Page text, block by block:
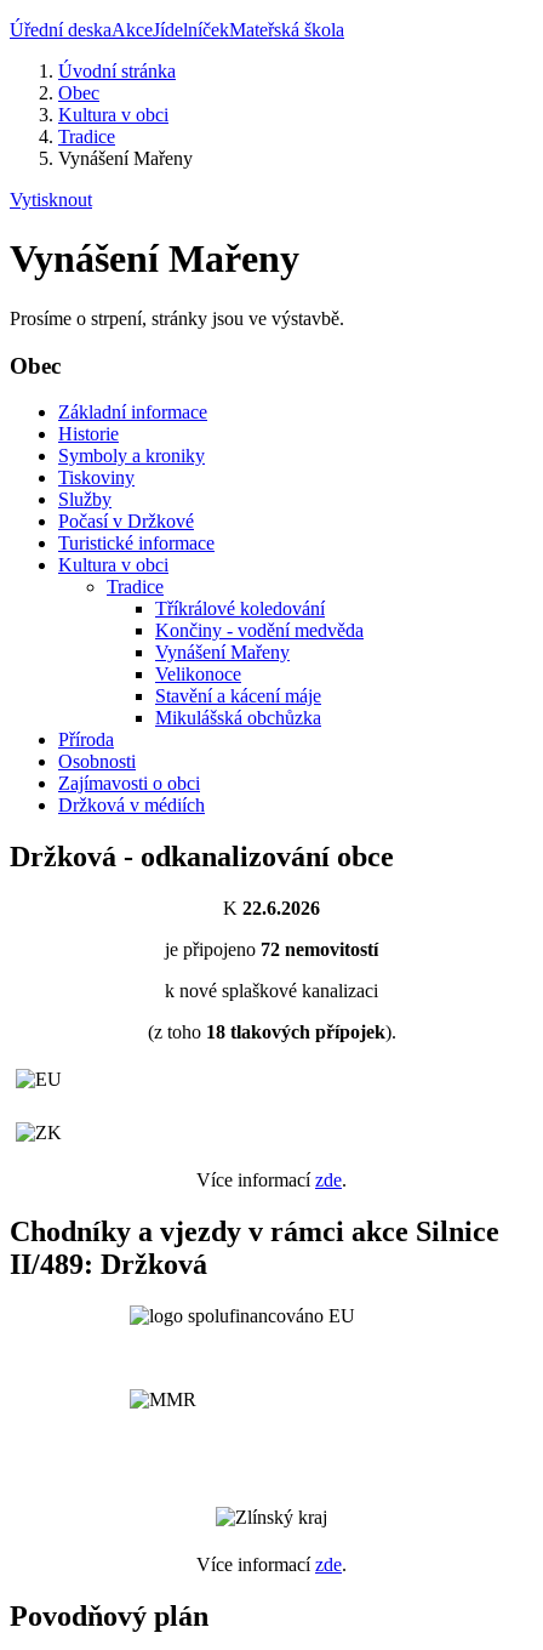
Úřední deskaAkceJídelníčekMateřská škola
Úvodní stránka
Obec
Kultura v obci
Tradice
Vynášení Mařeny
Vytisknout
Vynášení Mařeny
Prosíme o strpení, stránky jsou ve výstavbě.
Obec
Základní informace
Historie
Symboly a kroniky
Tiskoviny
Služby
Počasí v Držkové
Turistické informace
Kultura v obci
Tradice
Tříkrálové koledování
Končiny - vodění medvěda
Vynášení Mařeny
Velikonoce
Stavění a kácení máje
Mikulášská obchůzka
Příroda
Osobnosti
Zajímavosti o obci
Držková v médiích
Držková - odkanalizování obce
K 22.6.2026
je připojeno 72 nemovitostí
k nové splaškové kanalizaci
(z toho 18tlakových přípojek).
Více informacízde.
Chodníky a vjezdy v rámci akce Silnice
II/489: Držková
Více informacízde.
Povodňový plán